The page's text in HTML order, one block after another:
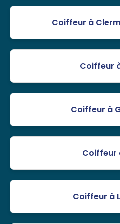
Coiffeur à
Coiffeur
Coiffeur à
Coiffeur
Coiffeur à